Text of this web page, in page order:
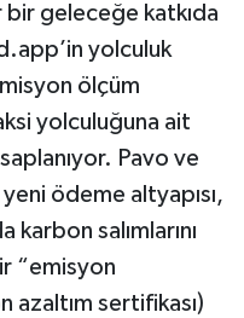
geleceğe katkıda
yolculuk
ölçüm
yolculuğuna ait
Pavo ve
ödeme altyapısı,
karbon salımlarını
“emisyon
azaltım sertifikası)